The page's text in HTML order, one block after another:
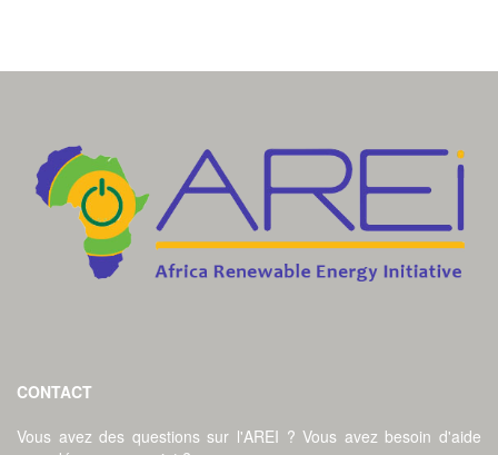
CONTACT
Vous avez des questions sur l'AREI ? Vous avez besoin d'aide